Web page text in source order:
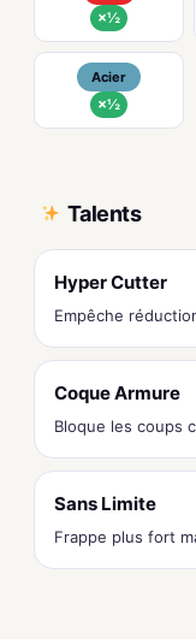
×½
Acier
×½
Talents
Hyper Cutter
Empêche
Coque Armure
Bloque les coups
Sans Limite
Frappe plus fort